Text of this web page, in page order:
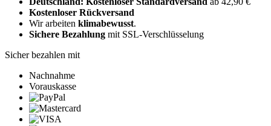
Kostenloser Rückversand
Wir arbeiten klimabewusst.
Sichere Bezahlung mit SSL-Verschlüsselung
Sicher bezahlen mit
Nachnahme
Vorauskasse